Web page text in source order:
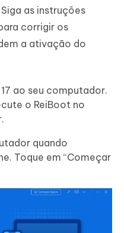
as instruções
corrigir os
a ativação do
ao seu computador.
o ReiBoot no
quando
Toque em “Começar